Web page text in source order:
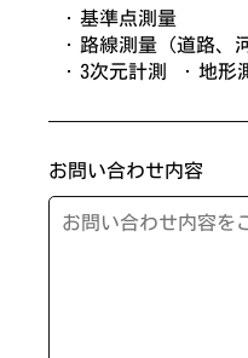
基準点測量
路線測量（道路、
3次元計測
地形
お問い合わせ内容